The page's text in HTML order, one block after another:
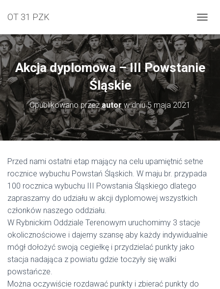
OT 31 PZK
Akcja dyplomowa – III Powstanie
Śląskie
Opublikowano przezautor w dniu5 maja 2021
Przed nami ostatni etap mający na celu upamiętnić setne
rocznice wybuchu Powstań Śląskich. W maju br. przypada
100 rocznica wybuchu III Powstania Śląskiego dlatego
zapraszamy do udziału w akcji dyplomowej wszystkich
członków naszego oddziału.
W Rybnickim Oddziale Terenowym uruchomimy 3 stacje
okolicznościowe i dajemy szansę aby każdy indywidualnie
mógł dołożyć swoją cegiełkę i przydzielać punkty jako
stacja nadająca z powiatu gdzie toczyły się walki
powstańcze.
Można oczywiście rozdawać punkty i zbierać punkty do